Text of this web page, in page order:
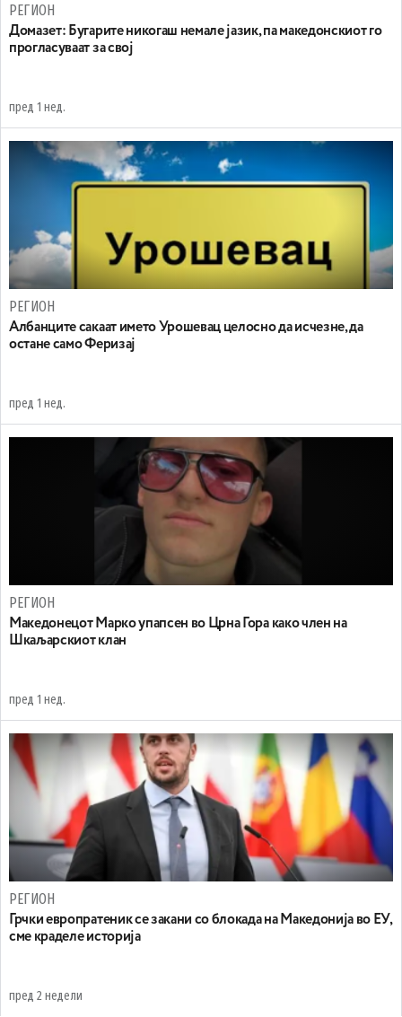
РЕГИОН
Домазет: Бугарите никогаш немале јазик, па македонскиот го
прогласуваат за свој
пред 1 нед.
РЕГИОН
Aлбанците сакаат името Урошевац целосно да исчезне, да
остане само Феризај
пред 1 нед.
РЕГИОН
Maкедонецот Марко упапсен во Црна Гора како член на
Шкаљарскиот клан
пред 1 нед.
РЕГИОН
Грчки европратеник се закани со блокада на Македонија во ЕУ,
сме краделе историја
пред 2 недели